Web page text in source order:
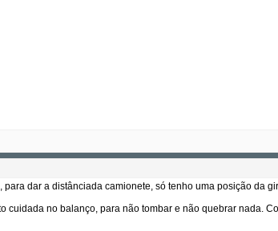
dar a distânciada camionete, só tenho uma posição da
no balanço, para não tombar e não quebrar nada.